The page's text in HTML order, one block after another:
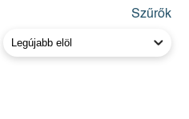
Szűrők